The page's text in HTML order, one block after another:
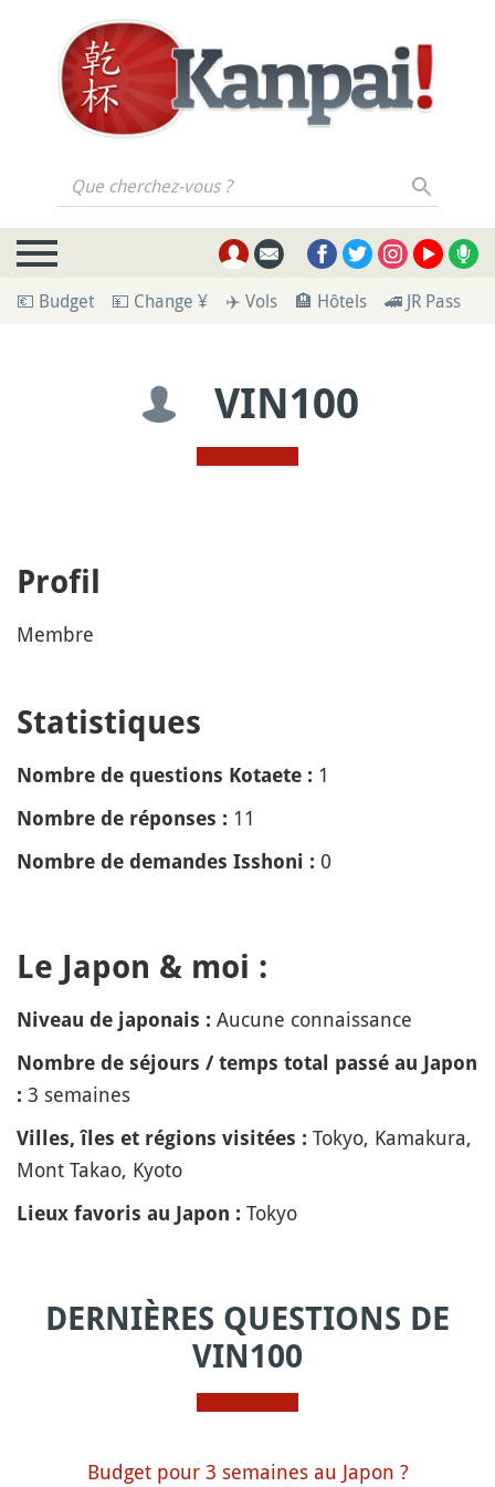
Que cherchez-vous ?
💶 Budget 💴 Change ¥ ✈️ Vols 🏨 Hôtels 🚄 JR Pass
VIN100
Profil
Membre
Statistiques
Nombre de questions Kotaete : 1
Nombre de réponses : 11
Nombre de demandes Isshoni : 0
Le Japon & moi :
Niveau de japonais : Aucune connaissance
Nombre de séjours / temps total passé au Japon
: 3 semaines
Villes, îles et régions visitées : Tokyo, Kamakura,
Mont Takao, Kyoto
Lieux favoris au Japon : Tokyo
DERNIÈRES QUESTIONS DE
VIN100
Budget pour 3 semaines au Japon ?